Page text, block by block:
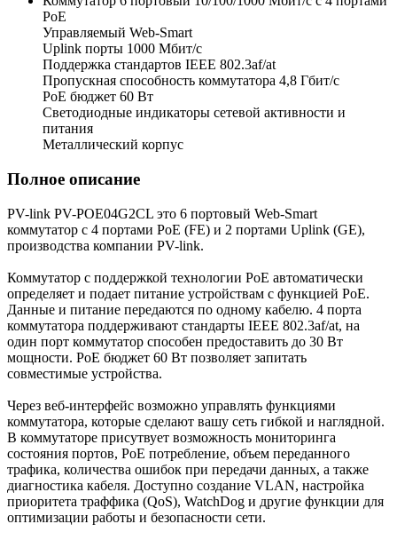
РоЕ
Управляемый Web-Smart
Uplink порты 1000 Мбит/с
Поддержка стандартов IEEE 802.3af/at
Пропускная способность коммутатора 4,8 Гбит/с
PoE бюджет 60 Вт
Светодиодные индикаторы сетевой активности и
питания
Металлический корпус
Полное описание
PV-link PV-POE04G2CL это 6 портовый Web-Smart
коммутатор с 4 портами PoE (FE) и 2 портами Uplink (GE),
производства компании PV-link.
Коммутатор с поддержкой технологии PoE автоматически
определяет и подает питание устройствам с функцией РоЕ.
Данные и питание передаются по одному кабелю. 4 порта
коммутатора поддерживают стандарты IEEE 802.3af/at, на
один порт коммутатор способен предоставить до 30 Вт
мощности. PoE бюджет 60 Вт позволяет запитать
совместимые устройства.
Через веб-интерфейс возможно управлять функциями
коммутатора, которые сделают вашу сеть гибкой и наглядной.
В коммутаторе присутвует возможность мониторинга
состояния портов, PoE потребление, объем переданного
трафика, количества ошибок при передачи данных, а также
диагностика кабеля. Доступно создание VLAN, настройка
приоритета траффика (QoS), WatchDog и другие функции для
оптимизации работы и безопасности сети.